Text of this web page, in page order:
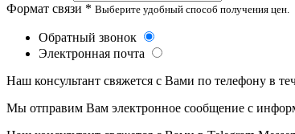
Формат связи * Выберите удобный способ получения цен.
Обратный звонок
Электронная почта
Наш консультант свяжется с Вами по телефону в
Мы отправим Вам электронное сообщение с